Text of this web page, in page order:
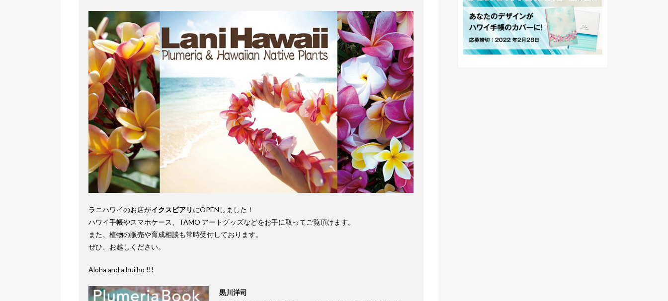
ラニハワイのお店がイクスピアリ にOPENしました！
ハワイ手帳やスマホケース、TAMO アートグッズなどをお手に取ってご覧頂けます。
また、植物の販売や育成相談も常時受付しております。
ぜひ、お越しください。
Aloha and a hui ho !!!
黒川洋司